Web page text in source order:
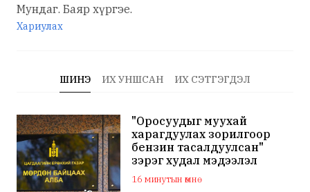
Мундаг. Баяр хүргэе.
Хариулах
ШИНЭ ИХ УНШСАН ИХ СЭТГЭГДЭЛ
"Оросуудыг муухай
харагдуулах зорилгоор
бензин тасалдуулсан"
зэрэг худал мэдээлэл
тарааж буй хаягуудыг
шалгаж эхэлжээ
16 минутын өмнө